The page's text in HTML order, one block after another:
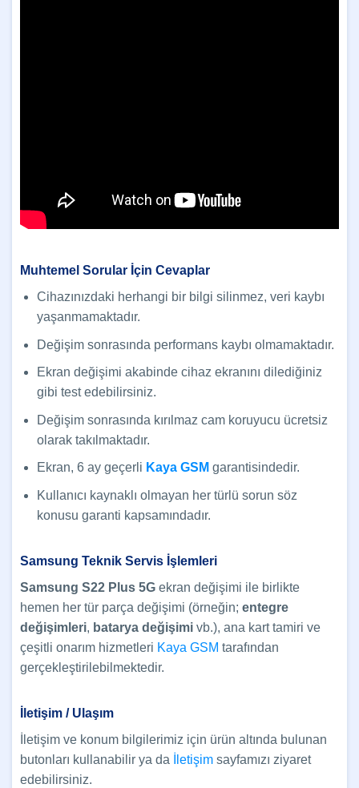
Muhtemel Sorular İçin Cevaplar
Cihazınızdaki herhangi bir bilgi silinmez, veri kaybı
yaşanmamaktadır.
Değişim sonrasında performans kaybı olmamaktadır.
Ekran değişimi akabinde cihaz ekranını dilediğiniz
gibi test edebilirsiniz.
Değişim sonrasında kırılmaz cam koruyucu ücretsiz
olarak takılmaktadır.
Ekran, 6 ay geçerli Kaya GSM garantisindedir.
Kullanıcı kaynaklı olmayan her türlü sorun söz
konusu garanti kapsamındadır.
Samsung Teknik Servis İşlemleri
Samsung S22 Plus 5G ekran değişimi ile birlikte
hemen her tür parça değişimi (örneğin; entegre
değişimleri, batarya değişimi vb.), ana kart tamiri ve
çeşitli onarım hizmetleri Kaya GSM tarafından
gerçekleştirilebilmektedir.
İletişim / Ulaşım
İletişim ve konum bilgilerimiz için ürün altında bulunan
butonları kullanabilir ya da
İletişim sayfamızı ziyaret
edebilirsiniz.